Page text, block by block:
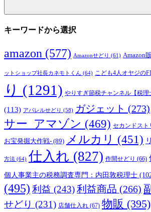
キーワードから選択
amazon (577) Amazonせどり (61) Amazon
ットショップ社長カネモトくん (64) こども4人オヤジの
り (1291) やりすぎ節税チャンネル【税理
(113) アパレルせどり (58) ガジェット (273)
サー_アマゾン (469) セカンドスト
お宝発掘大作戦- (89) メルカリ (451)
方法 (64) 仕入れ (827) 作間せどり (66)
個人事業主の税務調査専門：内田敦税理士
(495) 利益 (243)利益商品 (266)
せどり (231) 店舗仕入れ (67) 物販 (395)